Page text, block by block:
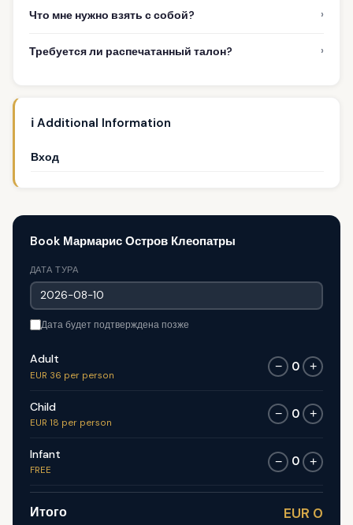
Что мне нужно взять с собой? ›
Требуется ли распечатанный талон? ›
ℹ️ Additional Information
Вход
Book Мармарис Остров Клеопатры
ДАТА ТУРА
Дата будет подтверждена позже
Adult
EUR 36 per person
− 0 +
Child
EUR 18 per person
− 0 +
Infant
FREE
− 0 +
Итого EUR 0